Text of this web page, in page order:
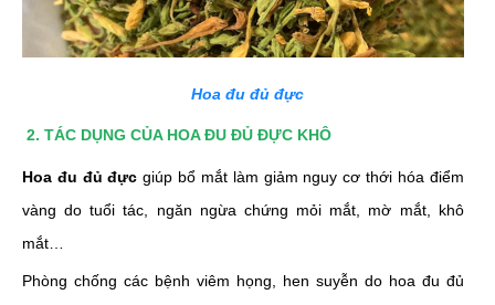
Hoa đu đủ đực
2. TÁC DỤNG CỦA HOA ĐU ĐỦ ĐỰC KHÔ
Hoa đu đủ đực giúp bổ mắt làm giảm nguy cơ thới hóa điểm
vàng do tuổi tác, ngăn ngừa chứng mỏi mắt, mờ mắt, khô
mắt…
Phòng chống các bệnh viêm họng, hen suyễn do hoa đu đủ